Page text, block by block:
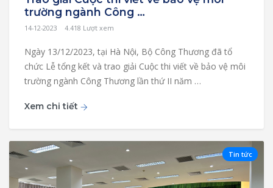
trường ngành Công …
14-12-2023 4.418 Lượt xem
Ngày 13/12/2023, tại Hà Nội, Bộ Công Thương đã tổ
chức Lễ tổng kết và trao giải Cuộc thi viết về bảo vệ môi
trường ngành Công Thương lần thứ II năm …
Xem chi tiết
Tin tức